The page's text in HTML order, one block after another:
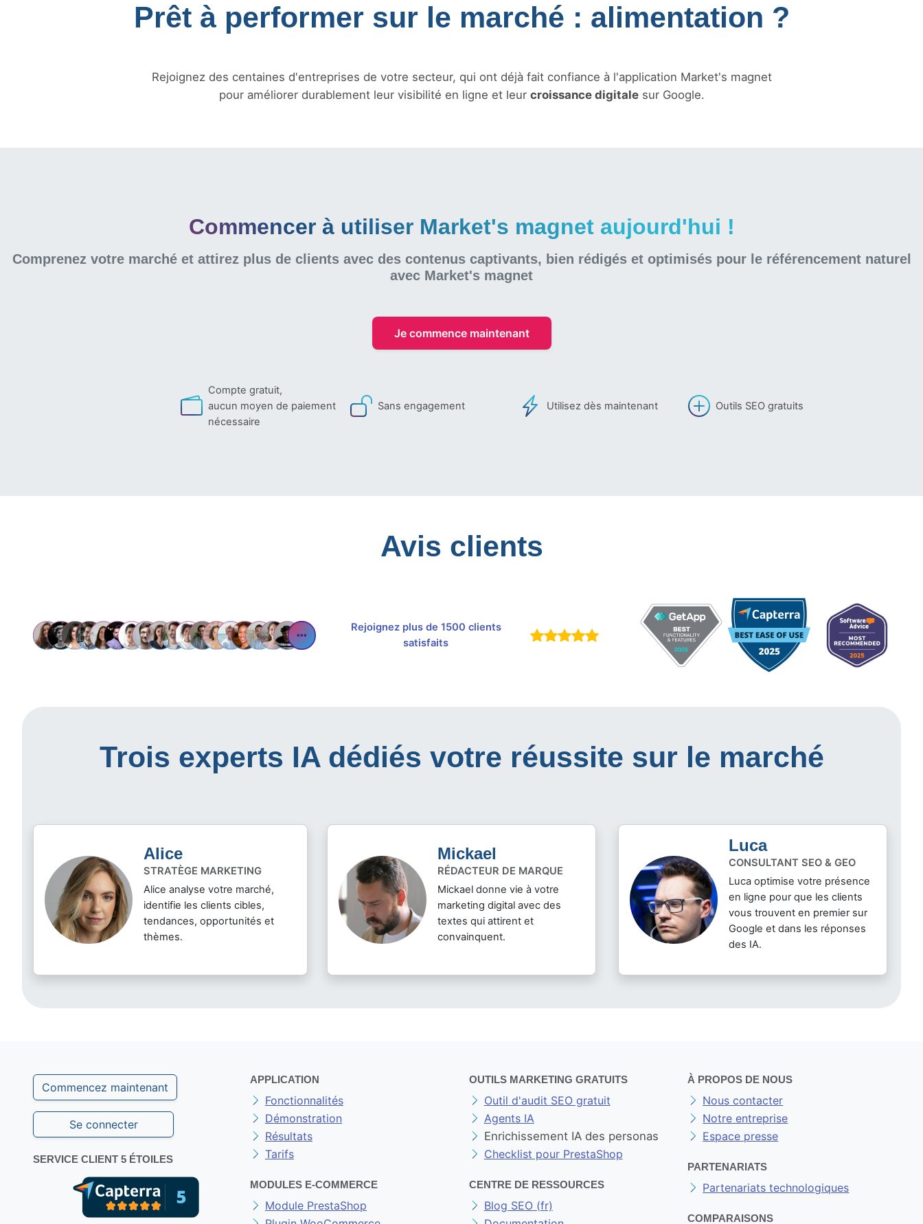
Prêt à performer sur le marché : alimentation ?
Rejoignez des centaines d'entreprises de votre secteur, qui ont déjà fait confiance à l'application Market's magnet
pour améliorer durablement leur visibilité en ligne et leur croissance digitalesur Google.
Commencer à utiliser Market's magnet aujourd'hui !
Comprenez votre marché et attirez plus de clients avec des contenus captivants, bien rédigés et optimisés pour le référencement naturel
avec Market's magnet
Je commence maintenant
Compte gratuit,
aucun moyen de paiement
nécessaire
Sans engagement Utilisez dès maintenant Outils SEO gratuits
Avis clients
Rejoignez plus de 1500 clients
satisfaits
Trois experts IA dédiés votre réussite sur le marché
Alice
STRATÈGE MARKETING
Alice analyse votre marché,
identifie les clients cibles,
tendances, opportunités et
thèmes.
Mickael
RÉDACTEUR DE MARQUE
Mickael donne vie à votre
marketing digital avec des
textes qui attirent et
convainquent.
Luca
CONSULTANT SEO & GEO
Luca optimise votre présence
en ligne pour que les clients
vous trouvent en premier sur
Google et dans les réponses
des IA.
Commencez maintenant
Se connecter
SERVICE CLIENT 5 ÉTOILES
APPLICATION
Fonctionnalités
Démonstration
Résultats
Tarifs
MODULES E-COMMERCE
Module PrestaShop
OUTILS MARKETING GRATUITS
Outil d'audit SEO gratuit
Agents IA
Enrichissement IA des personas
Checklist pour PrestaShop
CENTRE DE RESSOURCES
Blog SEO (fr)
À PROPOS DE NOUS
Nous contacter
Notre entreprise
Espace presse
PARTENARIATS
Partenariats technologiques
COMPARAISONS